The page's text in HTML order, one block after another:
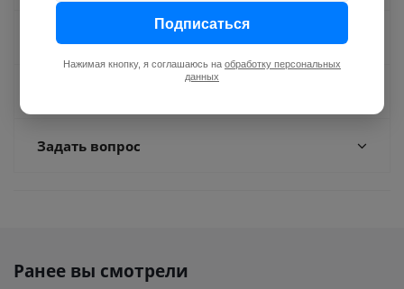
Доставка
Задать вопрос
Ранее вы смотрели
Подписаться
Нажимая кнопку, я соглашаюсь на обработку персональных
данных